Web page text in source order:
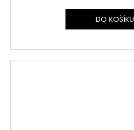
DO KOŠÍKU